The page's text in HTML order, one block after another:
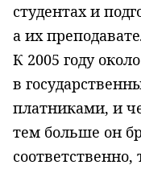
студентах и
а их
К 2005 году
в
платниками, и
тем больше он